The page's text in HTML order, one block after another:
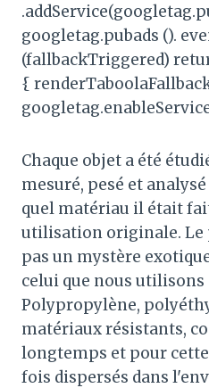
googletag.pubads ().
(fallbackTriggered)
{
Chaque objet a été
mesuré, pesé et
quel matériau il était
utilisation originale. Le
pas un mystère
celui que nous
Polypropylène,
matériaux résistants,
longtemps et pour
fois dispersés dans